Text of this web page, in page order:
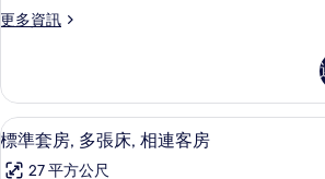
有
詳
多
床
的
所
有
更多資訊
更
客
房,
多
顯
示
標準套房,
6
標準套房, 多張床, 相連客房
27 平方公尺